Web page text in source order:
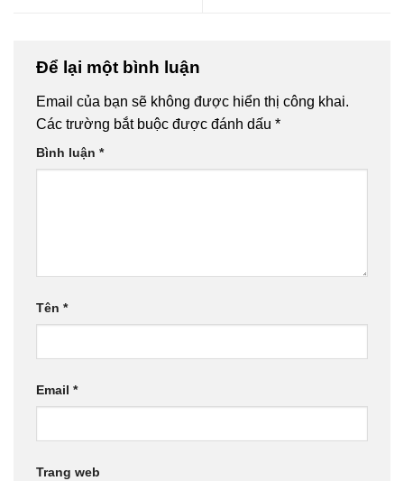
Để lại một bình luận
Email của bạn sẽ không được hiển thị công khai.
Các trường bắt buộc được đánh dấu *
Bình luận *
Tên *
Email *
Trang web